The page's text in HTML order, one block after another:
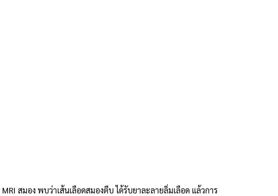
สมอง พบว่าเส้นเลือดสมองตีบ ได้รับยาละลายลิ่มเลือด แล้วการ